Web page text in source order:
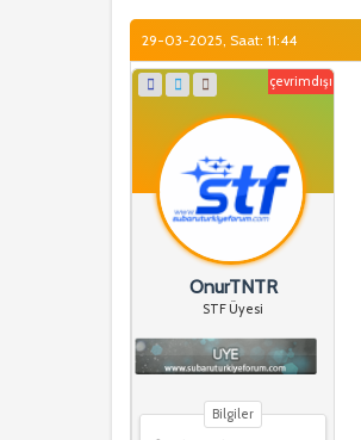
29-03-2025, Saat: 11:44
çevrimdışı
OnurTNTR
STF Üyesi
Bilgiler